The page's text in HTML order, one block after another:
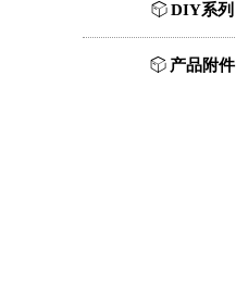
ꁦ DIY系列
ꁦ 产品附件